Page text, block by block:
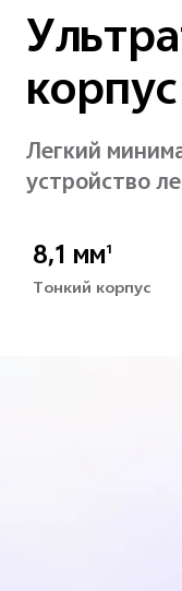
Легкий
устройство
8,1 мм1
Тонкий корпус